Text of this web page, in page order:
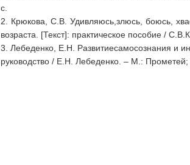
с.
2. Крюкова, С.В. Удивляюсь,злюсь, боюсь,
возраста. [Текст]: практическое пособие /
3. Лебеденко, Е.Н. Развитиесамосознания и
руководство / Е.Н. Лебеденко. – М.: